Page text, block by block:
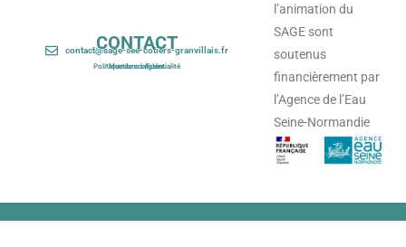
CONTACT
contact@sage-see-cotiers-granvillais.fr
Mentions Légales
Politique de confidentialité
l’animation du
SAGE sont
soutenus
financièrement par
l’Agence de l’Eau
Seine-Normandie